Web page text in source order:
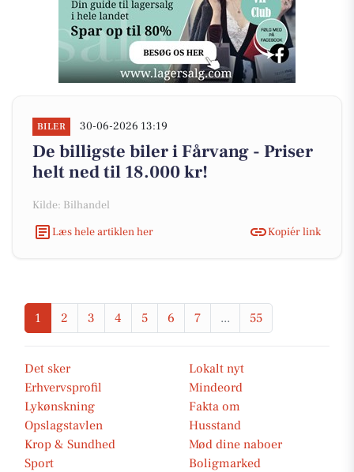
BILER 30-06-2026 13:19
De billigste biler i Fårvang - Priser
helt ned til 18.000 kr!
Kilde: Bilhandel
Læs hele artiklen her
Kopiér link
1 2 3 4 5 6 7 ... 55
Det sker
Lokalt nyt
Erhvervsprofil
Mindeord
Lykønskning
Fakta om
Opslagstavlen
Husstand
Krop & Sundhed
Mød dine naboer
Sport
Boligmarked